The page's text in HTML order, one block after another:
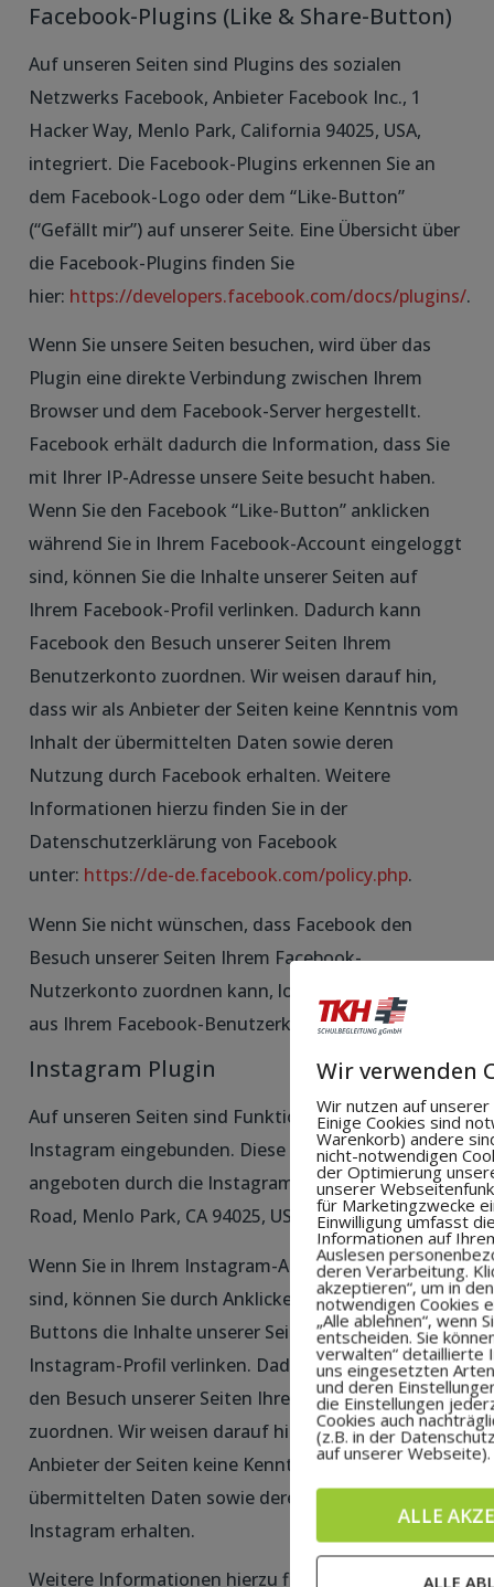
Facebook-Plugins (Like & Share-Button)
Auf unseren Seiten sind Plugins des sozialen
Netzwerks Facebook, Anbieter Facebook Inc., 1
Hacker Way, Menlo Park, California 94025, USA,
integriert. Die Facebook-Plugins erkennen Sie an
dem Facebook-Logo oder dem “Like-Button”
(“Gefällt mir”) auf unserer Seite. Eine Übersicht über
die Facebook-Plugins finden Sie
hier: https://developers.facebook.com/docs/plugins/.
Wenn Sie unsere Seiten besuchen, wird über das
Plugin eine direkte Verbindung zwischen Ihrem
Browser und dem Facebook-Server hergestellt.
Facebook erhält dadurch die Information, dass Sie
mit Ihrer IP-Adresse unsere Seite besucht haben.
Wenn Sie den Facebook “Like-Button” anklicken
während Sie in Ihrem Facebook-Account eingeloggt
sind, können Sie die Inhalte unserer Seiten auf
Ihrem Facebook-Profil verlinken. Dadurch kann
Facebook den Besuch unserer Seiten Ihrem
Benutzerkonto zuordnen. Wir weisen darauf hin,
dass wir als Anbieter der Seiten keine Kenntnis vom
Inhalt der übermittelten Daten sowie deren
Nutzung durch Facebook erhalten. Weitere
Informationen hierzu finden Sie in der
Datenschutzerklärung von Facebook
unter: https://de-de.facebook.com/policy.php.
Wenn Sie nicht wünschen, dass Facebook den
Besuch unserer Seiten Ihrem Facebook-
Nutzerkonto zuordnen kann, loggen Sie sich bitte
aus Ihrem Facebook-Benutzerkonto aus.
Instagram Plugin
Auf unseren Seiten sind Funktionen des Dienstes
Instagram eingebunden. Diese Funktionen werden
angeboten durch die Instagram Inc., 1601 Willow
Road, Menlo Park, CA 94025, USA integriert.
Wenn Sie in Ihrem Instagram-Account eingeloggt
sind, können Sie durch Anklicken des Instagram-
Buttons die Inhalte unserer Seiten mit Ihrem
Instagram-Profil verlinken. Dadurch kann Instagram
den Besuch unserer Seiten Ihrem Benutzerkonto
zuordnen. Wir weisen darauf hin, dass wir als
Anbieter der Seiten keine Kenntnis vom Inhalt der
übermittelten Daten sowie deren Nutzung durch
Instagram erhalten.
Weitere Informationen hierzu finden Sie in der
Wir verwenden
Wir nutzen auf
Einige Cookies sind
Warenkorb) andere
nicht-notwendigen
der Optimierung
unserer
für Marketingzwecke
Einwilligung umfasst
Informationen auf
Auslesen
deren Verarbeitung.
akzeptieren“, um in
notwendigen Cookies
„Alle ablehnen“, wenn
entscheiden. Sie
verwalten“ detaillierte
uns eingesetzten
und deren
die Einstellungen
Cookies auch
(z.B. in der
auf unserer Webseite).
ALLE
ALLE